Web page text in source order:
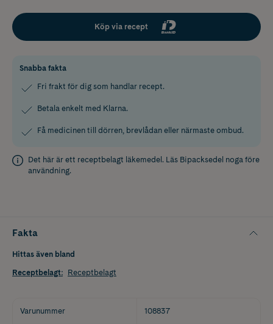
Köp via recept
Snabba fakta
Fri frakt för dig som handlar recept.
Betala enkelt med Klarna.
Få medicinen till dörren, brevlådan eller närmaste ombud.
Det här är ett receptbelagt läkemedel. Läs Bipacksedel noga före
användning.
Fakta
Hittas även bland
Receptbelagt: Receptbelagt
Varunummer 108837